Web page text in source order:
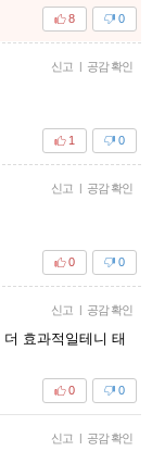
0
8
신고 | 공감 확인
0
1
신고 | 공감 확인
0
0
신고 | 공감 확인
효과적일테니 태
0
0
신고 | 공감 확인